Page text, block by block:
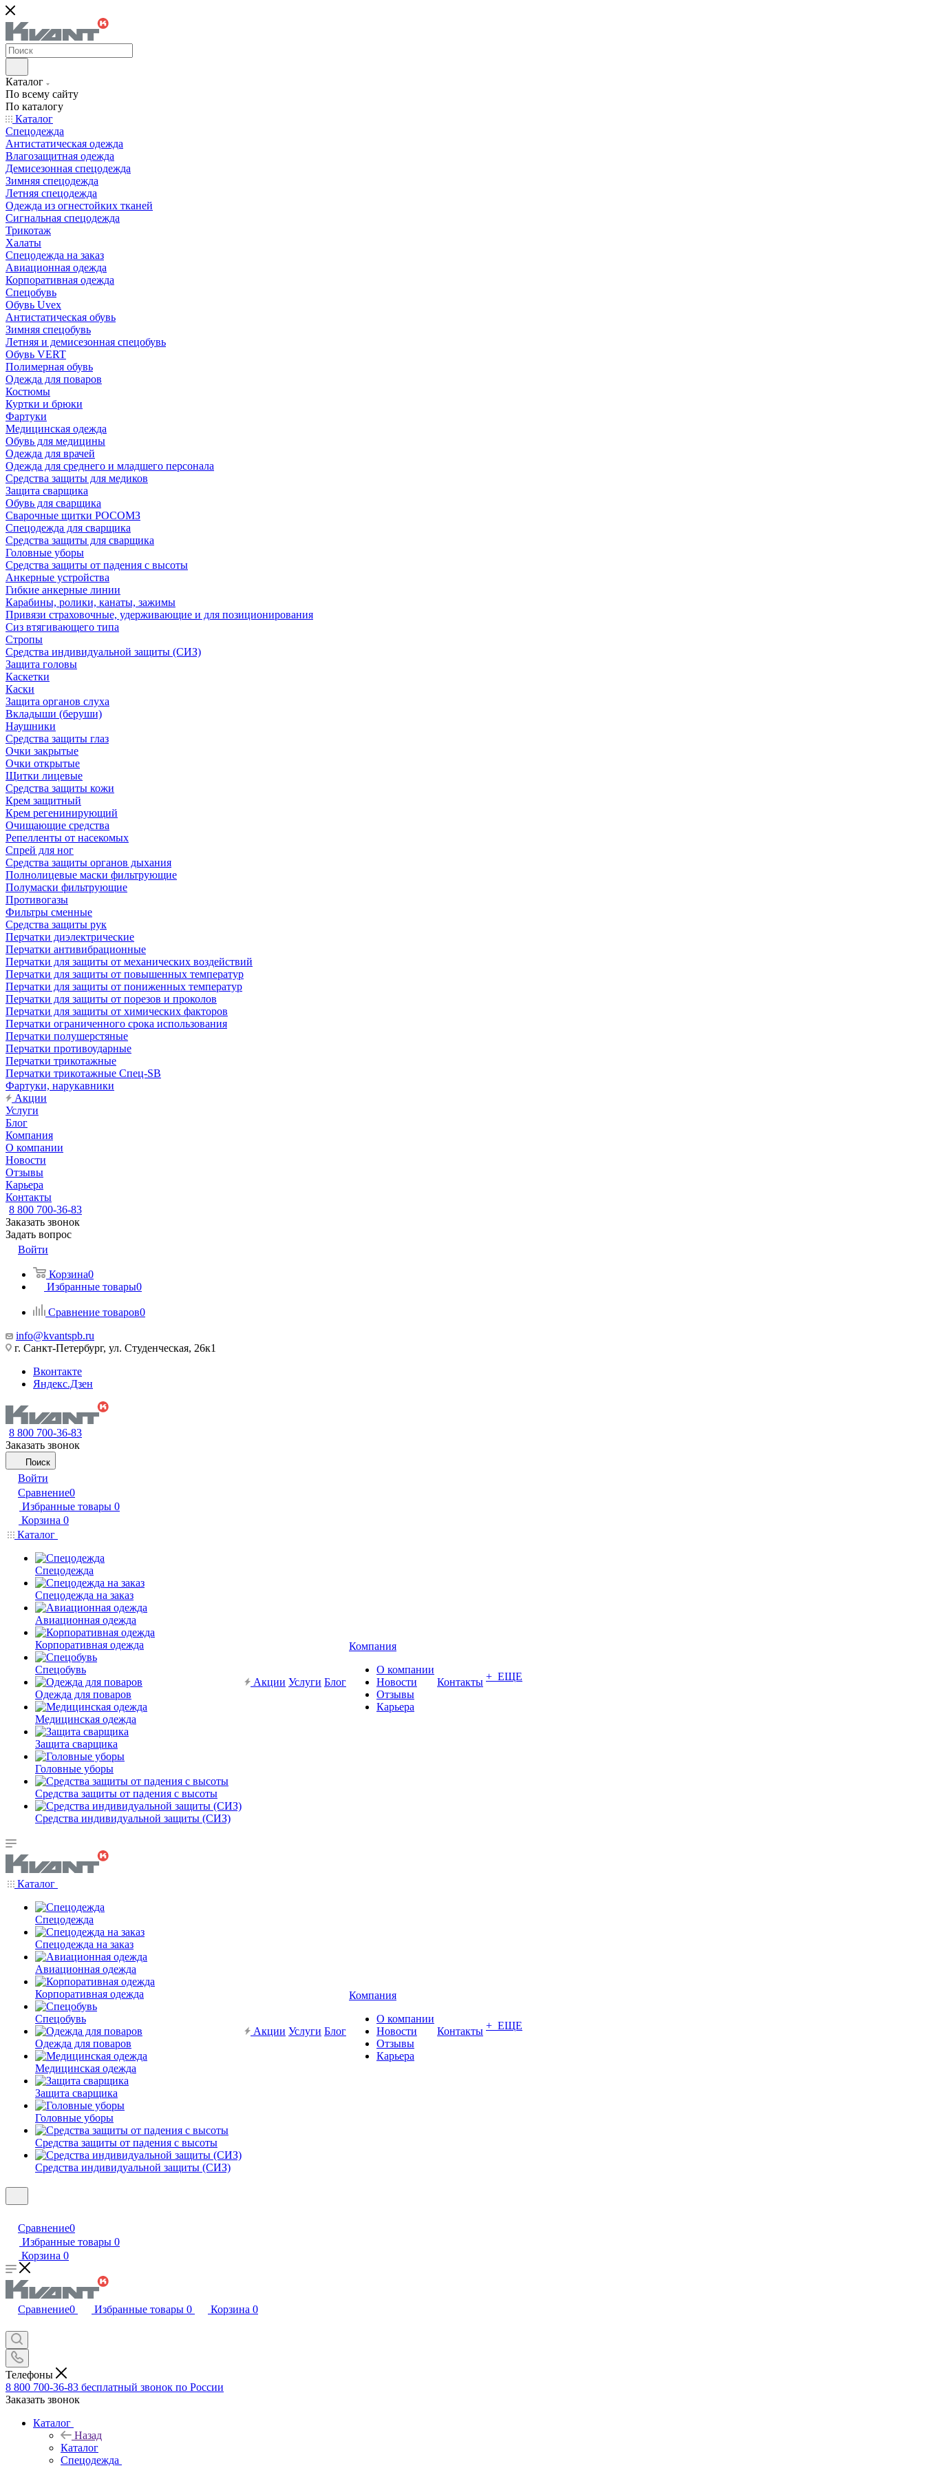
Каталог
По всему сайту
По каталогу
Каталог
Спецодежда
Антистатическая одежда
Влагозащитная одежда
Демисезонная спецодежда
Зимняя спецодежда
Летняя спецодежда
Одежда из огнестойких тканей
Сигнальная спецодежда
Трикотаж
Халаты
Спецодежда на заказ
Авиационная одежда
Корпоративная одежда
Спецобувь
Обувь Uvex
Антистатическая обувь
Зимняя спецобувь
Летняя и демисезонная спецобувь
Обувь VERT
Полимерная обувь
Одежда для поваров
Костюмы
Куртки и брюки
Фартуки
Медицинская одежда
Обувь для медицины
Одежда для врачей
Одежда для среднего и младшего персонала
Средства защиты для медиков
Защита сварщика
Обувь для сварщика
Сварочные щитки РОСОМЗ
Спецодежда для сварщика
Средства защиты для сварщика
Головные уборы
Средства защиты от падения с высоты
Анкерные устройства
Гибкие анкерные линии
Карабины, ролики, канаты, зажимы
Привязи страховочные, удерживающие и для позиционирования
Сиз втягивающего типа
Стропы
Средства индивидуальной защиты (СИЗ)
Защита головы
Каскетки
Каски
Защита органов слуха
Вкладыши (беруши)
Наушники
Средства защиты глаз
Очки закрытые
Очки открытые
Щитки лицевые
Средства защиты кожи
Крем защитный
Крем регенинирующий
Очищающие средства
Репелленты от насекомых
Спрей для ног
Средства защиты органов дыхания
Полнолицевые маски фильтрующие
Полумаски фильтрующие
Противогазы
Фильтры сменные
Средства защиты рук
Перчатки диэлектрические
Перчатки антивибрационные
Перчатки для защиты от механических воздействий
Перчатки для защиты от повышенных температур
Перчатки для защиты от пониженных температур
Перчатки для защиты от порезов и проколов
Перчатки для защиты от химических факторов
Перчатки ограниченного срока использования
Перчатки полушерстяные
Перчатки противоударные
Перчатки трикотажные
Перчатки трикотажные Спец-SB
Фартуки, нарукавники
Акции
Услуги
Блог
Компания
О компании
Новости
Отзывы
Карьера
Контакты
8 800 700-36-83
Заказать звонок
Задать вопрос
Войти
Корзина0
Избранные товары0
Сравнение товаров0
info@kvantspb.ru
г. Санкт-Петербург, ул. Студенческая, 26к1
Вконтакте
Яндекс.Дзен
8 800 700-36-83
Заказать звонок
Поиск
Войти
Сравнение0
Избранные товары 0
Корзина 0
Каталог
Спецодежда
Спецодежда на заказ
Авиационная одежда
Корпоративная одежда
Спецобувь
Одежда для поваров
Медицинская одежда
Защита сварщика
Головные уборы
Средства защиты от падения с высоты
Средства индивидуальной защиты (СИЗ)
Акции Услуги Блог
Компания
О компании
Новости
Отзывы
Карьера
Контакты + ЕЩЕ
Каталог
Спецодежда
Спецодежда на заказ
Авиационная одежда
Корпоративная одежда
Спецобувь
Одежда для поваров
Медицинская одежда
Защита сварщика
Головные уборы
Средства защиты от падения с высоты
Средства индивидуальной защиты (СИЗ)
Акции Услуги Блог
Компания
О компании
Новости
Отзывы
Карьера
Контакты + ЕЩЕ
Сравнение0
Избранные товары 0
Корзина 0
Сравнение0 Избранные товары 0 Корзина 0
Телефоны
8 800 700-36-83 бесплатный звонок по России
Заказать звонок
Каталог
Назад
Каталог
Спецодежда